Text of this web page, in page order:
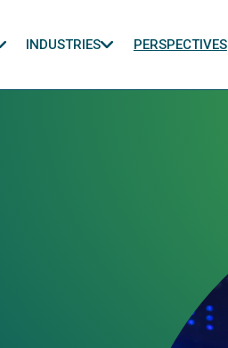
INDUSTRIES PERSPECTIVES